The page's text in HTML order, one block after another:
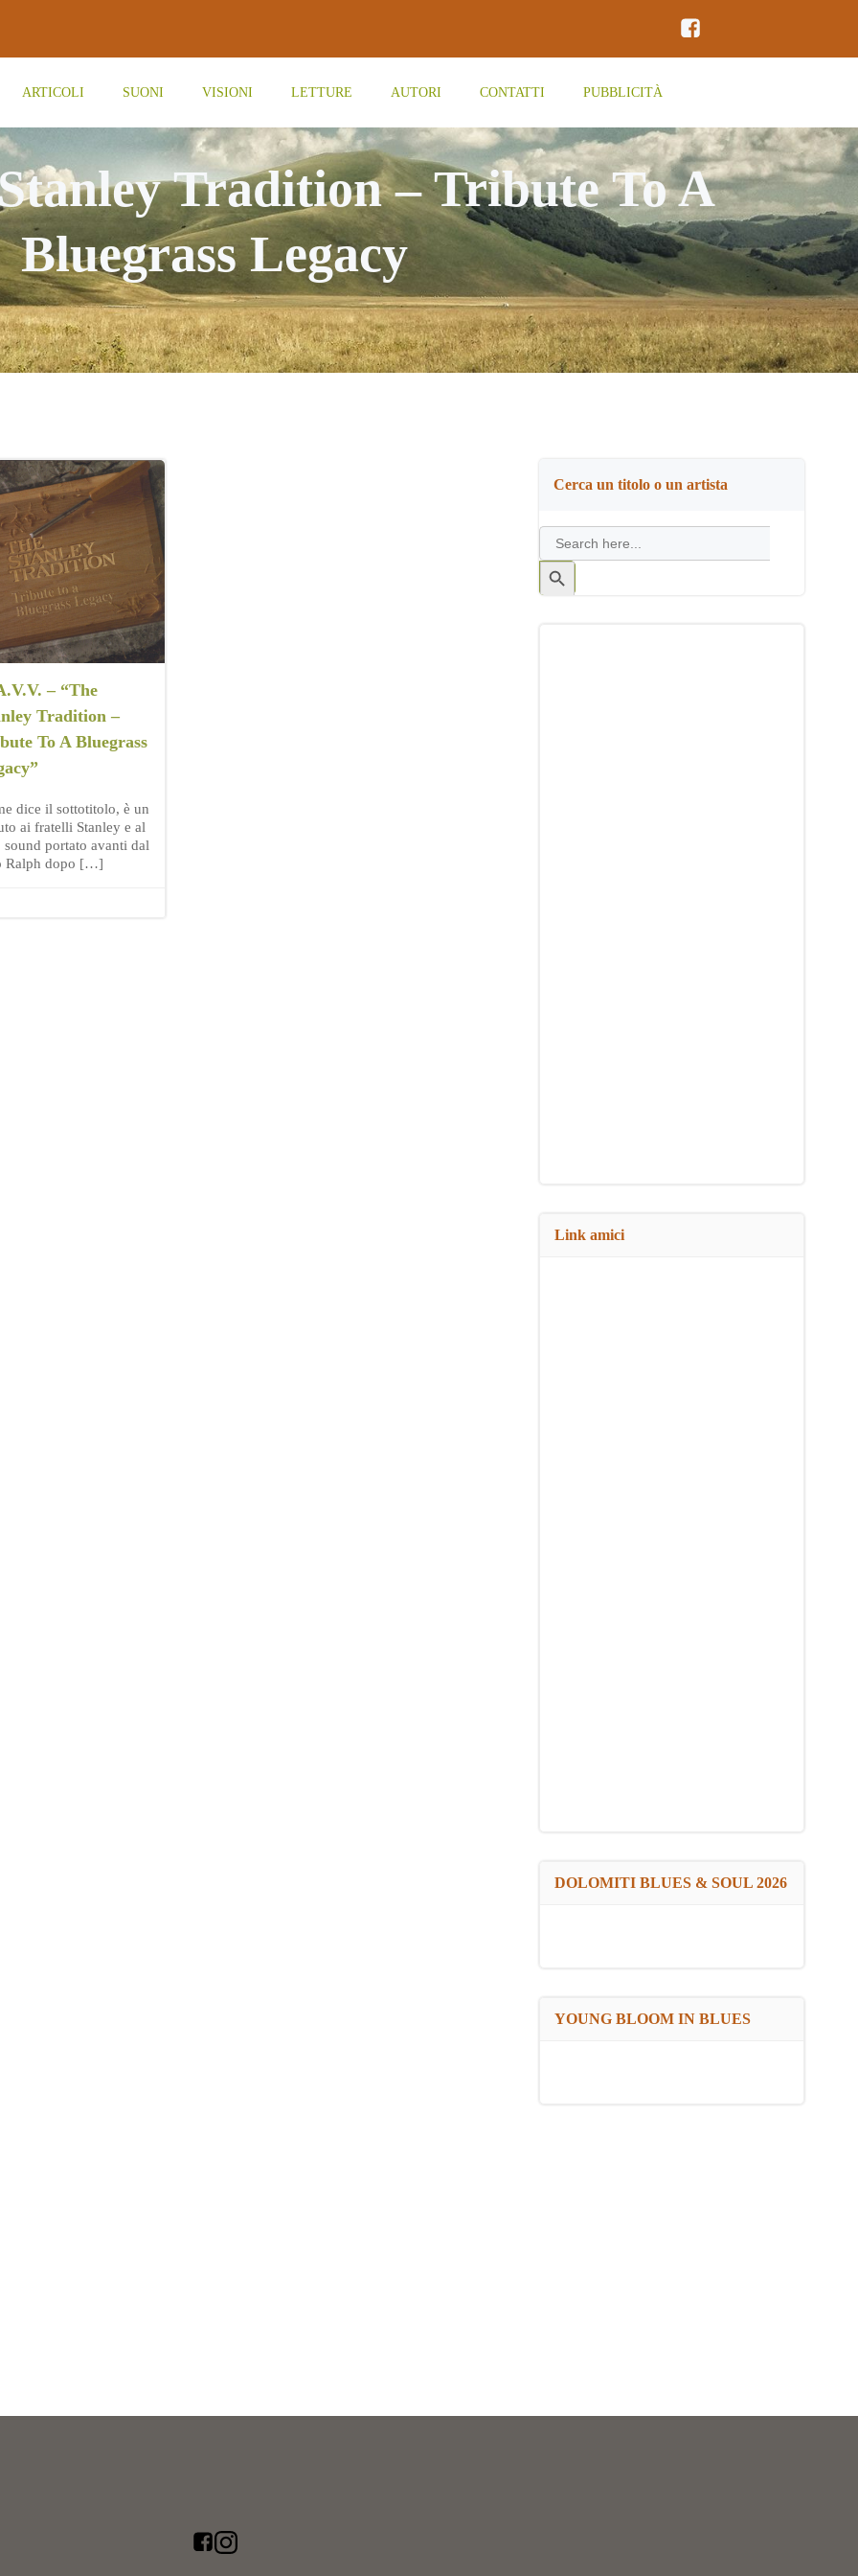
ARTICOLI SUONI VISIONI LETTURE AUTORI CONTATTI PUBBLICITÀ
Tradition – Tribute To A
Bluegrass Legacy
– “The
Tradition –
To A Bluegrass
dice il sottotitolo, è un
ai fratelli Stanley e al
sound portato avanti dal
Ralph dopo […]
Cerca un titolo o un artista
Search
for:
Search
Button
Link amici
DOLOMITI BLUES & SOUL 2026
YOUNG BLOOM IN BLUES